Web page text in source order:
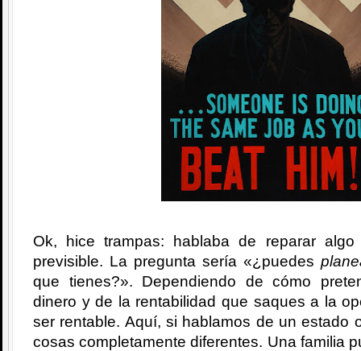
Ok, hice trampas: hablaba de reparar
previsible. La pregunta sería «¿puedes
que tienes?». Dependiendo de cómo
dinero y de la rentabilidad que saques a la
ser rentable. Aquí, si hablamos de un estado
cosas completamente diferentes. Una familia